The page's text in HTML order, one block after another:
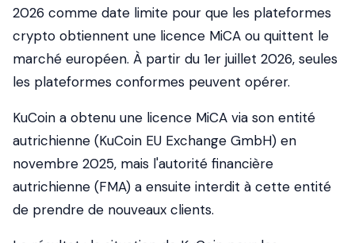
2026 comme date limite pour que les plateformes
crypto obtiennent une licence MiCA ou quittent le
marché européen. À partir du 1er juillet 2026, seules
les plateformes conformes peuvent opérer.
KuCoin a obtenu une licence MiCA via son entité
autrichienne (KuCoin EU Exchange GmbH) en
novembre 2025, mais l'autorité financière
autrichienne (FMA) a ensuite interdit à cette entité
de prendre de nouveaux clients.